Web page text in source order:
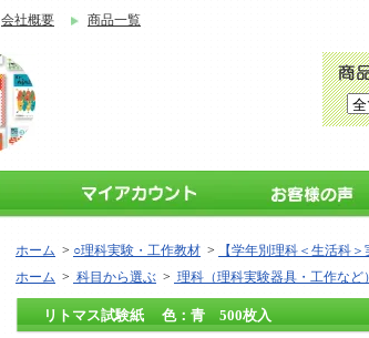
会社概要 商品一覧
ホーム > ○理科実験・工作教材 >
【学年別理科＜生活科
ホーム > 科目から選ぶ > 理科（理科実験器具・工作など）
リトマス試験紙 色：青 500枚入